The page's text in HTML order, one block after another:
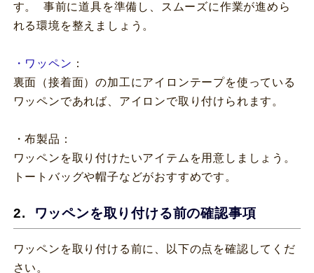
す。 事前に道具を準備し、スムーズに作業が進めら
れる環境を整えましょう。
・ワッペン ：
裏面（接着面）の加工にアイロンテープを使っている
ワッペンであれば、アイロンで取り付けられます。
・布製品：
ワッペンを取り付けたいアイテムを用意しましょう。
トートバッグや帽子などがおすすめです。
ワッペンを取り付ける前の確認事項
ワッペンを取り付ける前に、以下の点を確認してくだ
さい。